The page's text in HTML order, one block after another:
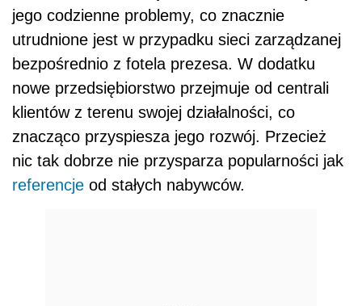
jego codzienne problemy, co znacznie
utrudnione jest w przypadku sieci zarządzanej
bezpośrednio z fotela prezesa. W dodatku
nowe przedsiębiorstwo przejmuje od centrali
klientów z terenu swojej działalności, co
znacząco przyspiesza jego rozwój. Przecież
nic tak dobrze nie przysparza popularności jak
referencje od stałych nabywców.